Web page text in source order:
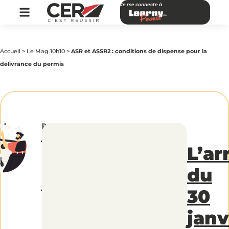
Je me connecte à
Accueil > Le Mag 10h10 > ASR et ASSR2 : conditions de dispense pour la
délivrance du permis
ASR
par
CER
|Publié
le
du
30